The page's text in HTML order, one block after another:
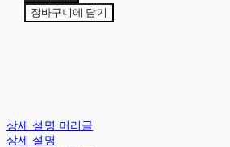
장바구니에 담기
상세 설명 머리글
상세 설명